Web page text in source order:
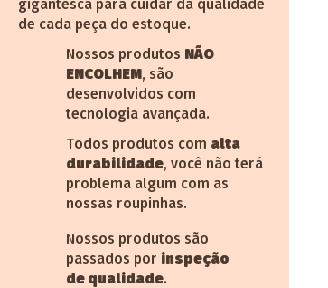
gigantesca para cuidar da qualidade
de cada peça do estoque.
Nossos produtos NÃO
ENCOLHEM, são
desenvolvidos com
tecnologia avançada.
Todos produtos com alta
durabilidade, você não terá
problema algum com as
nossas roupinhas.
Nossos produtos são
passados por inspeção
de qualidade.